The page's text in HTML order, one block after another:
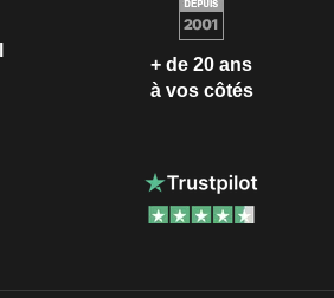
+ de 20 ans
à vos côtés